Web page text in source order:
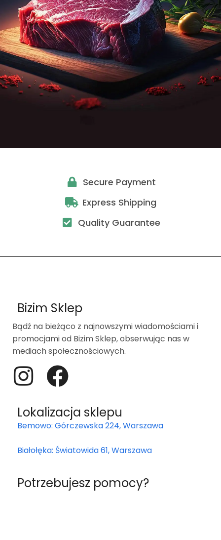
Secure Payment
Express Shipping
Quality Guarantee
Bizim Sklep
Bądź na bieżąco z najnowszymi wiadomościami i
promocjami od Bizim Sklep, obserwując nas w
mediach społecznościowych.
Lokalizacja sklepu
Bemowo: Górczewska 224, Warszawa
Białołęka: Światowida 61, Warszawa
Potrzebujesz pomocy?